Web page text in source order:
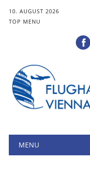
10. AUGUST 2026
TOP MENU
MENU